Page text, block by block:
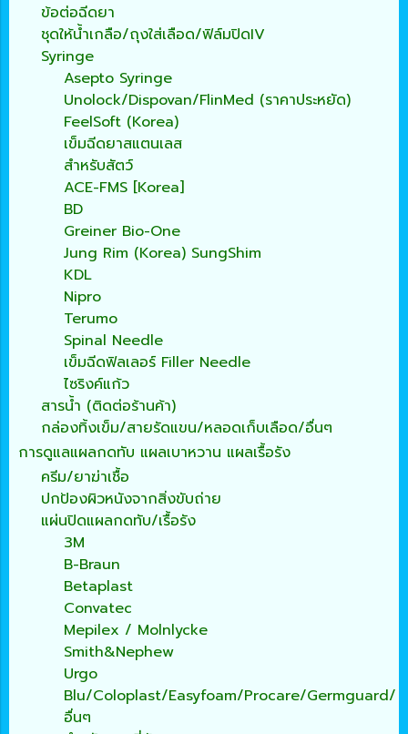
ข้อต่อฉีดยา
ชุดให้น้ำเกลือ/ถุงใส่เลือด/ฟิล์มปิดIV
Syringe
Asepto Syringe
Unolock/Dispovan/FlinMed (ราคาประหยัด)
FeelSoft (Korea)
เข็มฉีดยาสแตนเลส
สำหรับสัตว์
ACE-FMS [Korea]
BD
Greiner Bio-One
Jung Rim (Korea) SungShim
KDL
Nipro
Terumo
Spinal Needle
เข็มฉีดฟิลเลอร์ Filler Needle
ไซริงค์แก้ว
สารน้ำ (ติดต่อร้านค้า)
กล่องทิ้งเข็ม/สายรัดแขน/หลอดเก็บเลือด/อื่นๆ
การดูแลแผลกดทับ แผลเบาหวาน แผลเรื้อรัง
ครีม/ยาฆ่าเชื้อ
ปกป้องผิวหนังจากสิ่งขับถ่าย
แผ่นปิดแผลกดทับ/เรื้อรัง
3M
B-Braun
Betaplast
Convatec
Mepilex / Molnlycke
Smith&Nephew
Urgo
Blu/Coloplast/Easyfoam/Procare/Germguard/
อื่นๆ